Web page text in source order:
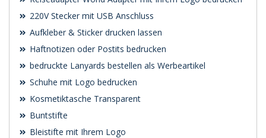
220V Stecker mit USB Anschluss
Aufkleber & Sticker drucken lassen
Haftnotizen oder Postits bedrucken
bedruckte Lanyards bestellen als Werbeartikel
Schuhe mit Logo bedrucken
Kosmetiktasche Transparent
Buntstifte
Bleistifte mit Ihrem Logo